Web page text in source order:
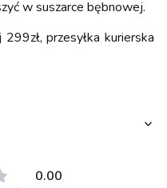
w suszarce bębnowej.
przesyłka kurierska
0.00